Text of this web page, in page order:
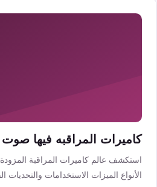
كاميرات المراقبه فيها صوت
استكشف عالم كاميرات المراقبة
الأنواع الميزات الاستخدامات والتحديات